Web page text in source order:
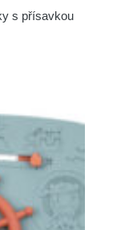
s přísavkou